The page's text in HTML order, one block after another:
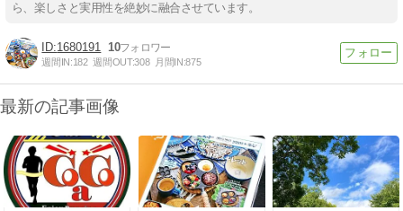
ら、楽しさと実用性を絶妙に融合させています。
1680191 10
週間IN:182 週間OUT:308 月間IN:875
最新の記事画像